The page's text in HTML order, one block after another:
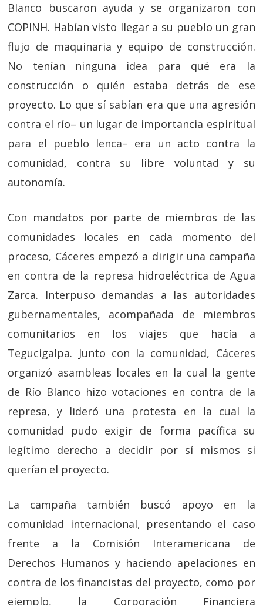
Blanco buscaron ayuda y se organizaron con
COPINH. Habían visto llegar a su pueblo un gran
flujo de maquinaria y equipo de construcción.
No tenían ninguna idea para qué era la
construcción o quién estaba detrás de ese
proyecto. Lo que sí sabían era que una agresión
contra el río– un lugar de importancia espiritual
para el pueblo lenca– era un acto contra la
comunidad, contra su libre voluntad y su
autonomía.
Con mandatos por parte de miembros de las
comunidades locales en cada momento del
proceso, Cáceres empezó a dirigir una campaña
en contra de la represa hidroeléctrica de Agua
Zarca. Interpuso demandas a las autoridades
gubernamentales, acompañada de miembros
comunitarios en los viajes que hacía a
Tegucigalpa. Junto con la comunidad, Cáceres
organizó asambleas locales en la cual la gente
de Río Blanco hizo votaciones en contra de la
represa, y lideró una protesta en la cual la
comunidad pudo exigir de forma pacífica su
legítimo derecho a decidir por sí mismos si
querían el proyecto.
La campaña también buscó apoyo en la
comunidad internacional, presentando el caso
frente a la Comisión Interamericana de
Derechos Humanos y haciendo apelaciones en
contra de los financistas del proyecto, como por
ejemplo, la Corporación Financiera